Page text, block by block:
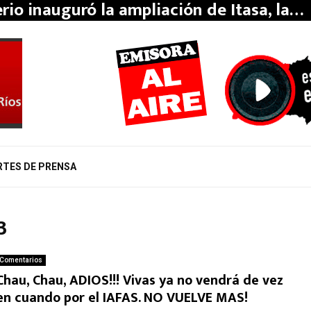
inauguró la ampliación de Itasa, la…
DE PRENSA
Comentarios
Chau, ADIOS!!! Vivas ya no vendrá de vez
cuando por el IAFAS. NO VUELVE MAS!